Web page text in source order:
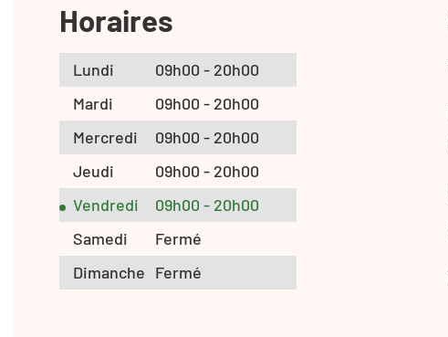
Horaires
Lundi
09h00 - 20h00
Mardi
09h00 - 20h00
Mercredi
09h00 - 20h00
Jeudi
09h00 - 20h00
Vendredi
09h00 - 20h00
Samedi
Fermé
Dimanche Fermé